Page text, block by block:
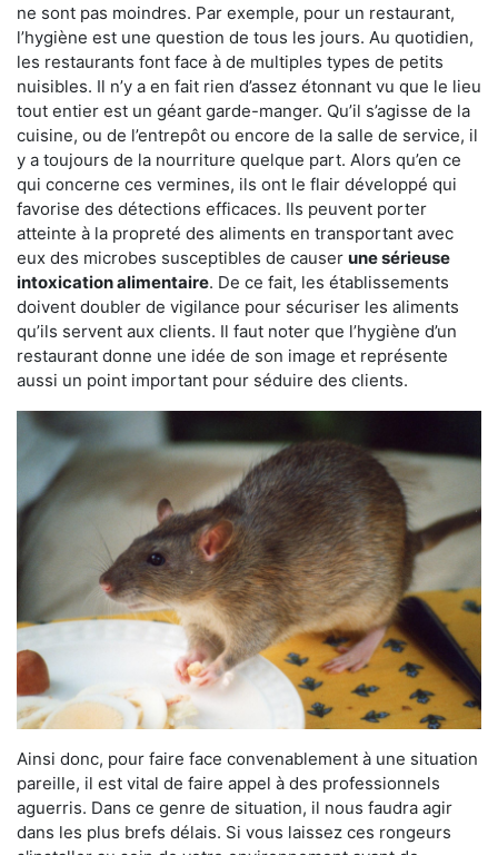
ne sont pas moindres. Par exemple, pour un restaurant,
l’hygiène est une question de tous les jours. Au quotidien,
les restaurants font face à de multiples types de petits
nuisibles. Il n’y a en fait rien d’assez étonnant vu que le lieu
tout entier est un géant garde-manger. Qu’il s’agisse de la
cuisine, ou de l’entrepôt ou encore de la salle de service, il
y a toujours de la nourriture quelque part. Alors qu’en ce
qui concerne ces vermines, ils ont le flair développé qui
favorise des détections efficaces. Ils peuvent porter
atteinte à la propreté des aliments en transportant avec
eux des microbes susceptibles de causer une sérieuse
intoxication alimentaire. De ce fait, les établissements
doivent doubler de vigilance pour sécuriser les aliments
qu’ils servent aux clients. Il faut noter que l’hygiène d’un
restaurant donne une idée de son image et représente
aussi un point important pour séduire des clients.
Ainsi donc, pour faire face convenablement à une situation
pareille, il est vital de faire appel à des professionnels
aguerris. Dans ce genre de situation, il nous faudra agir
dans les plus brefs délais. Si vous laissez ces rongeurs